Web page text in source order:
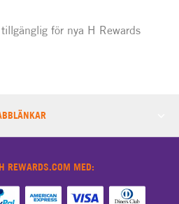
för nya H Rewards
REWARDS.COM MED: